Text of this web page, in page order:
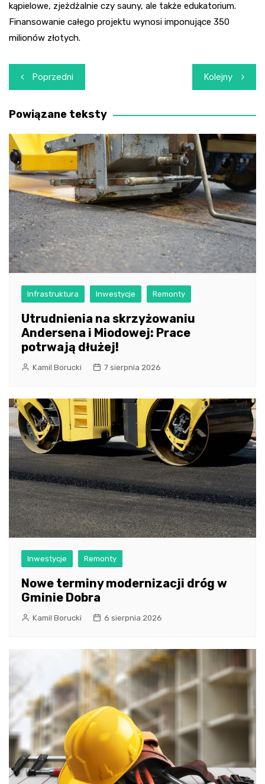
kąpielowe, zjeżdżalnie czy sauny, ale także edukatorium.
Finansowanie całego projektu wynosi imponujące 350
milionów złotych.
Nawigacja
wpisu
Poprzedni Kolejny
Powiązane teksty
Infrastruktura Inwestycje Remonty
Utrudnienia na skrzyżowaniu
Andersena i Miodowej: Prace
potrwają dłużej!
Kamil Borucki 7 sierpnia 2026
Inwestycje Remonty
Nowe terminy modernizacji dróg w
Gminie Dobra
Kamil Borucki 6 sierpnia 2026